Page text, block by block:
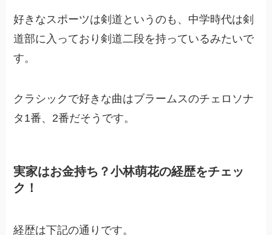
好きなスポーツは剣道というのも、中学時代は剣
道部に入っており剣道二段を持っているみたいで
す。
クラシックで好きな曲はブラームスのチェロソナ
タ1番、2番だそうです。
実家はお金持ち？小林萌花の経歴をチェッ
ク！
経歴は下記の通りです。